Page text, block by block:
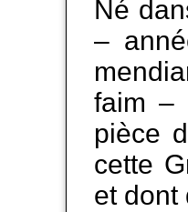
Né
–
faim –
pièce
cette
et dont